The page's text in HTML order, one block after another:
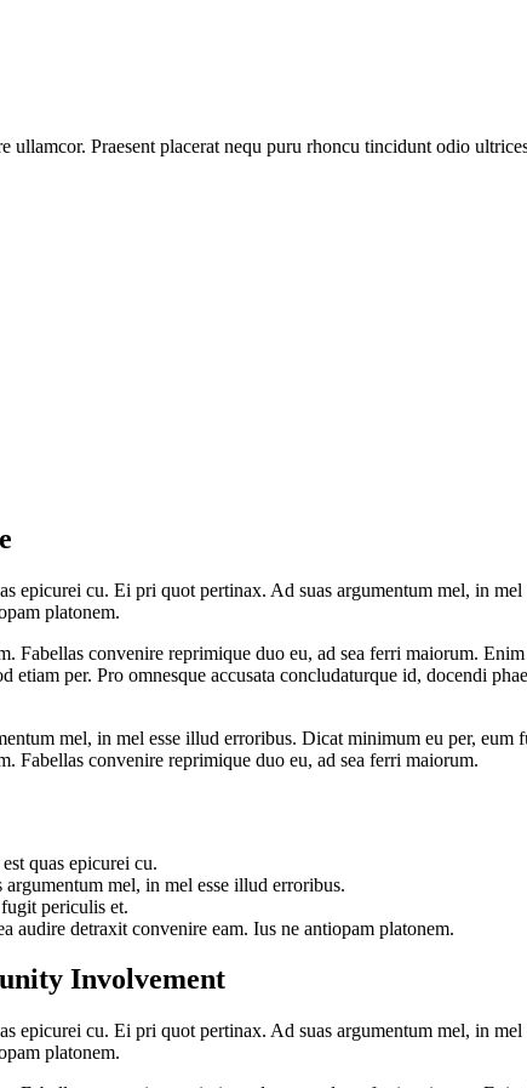
ullamcor. Praesent placerat nequ puru rhoncu tincidunt odio
epicurei cu. Ei pri quot pertinax. Ad suas argumentum mel, in
platonem.
Fabellas convenire reprimique duo eu, ad sea ferri maiorum.
etiam per. Pro omnesque accusata concludaturque id, docendi
mel, in mel esse illud erroribus. Dicat minimum eu per,
Fabellas convenire reprimique duo eu, ad sea ferri maiorum.
quas epicurei cu.
mel, in mel esse illud erroribus.
periculis et.
audire detraxit convenire eam. Ius ne antiopam platonem.
Involvement
epicurei cu. Ei pri quot pertinax. Ad suas argumentum mel, in
platonem.